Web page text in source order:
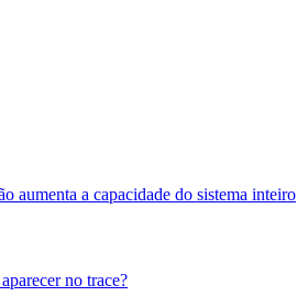
aumenta a capacidade do sistema inteiro
no trace?